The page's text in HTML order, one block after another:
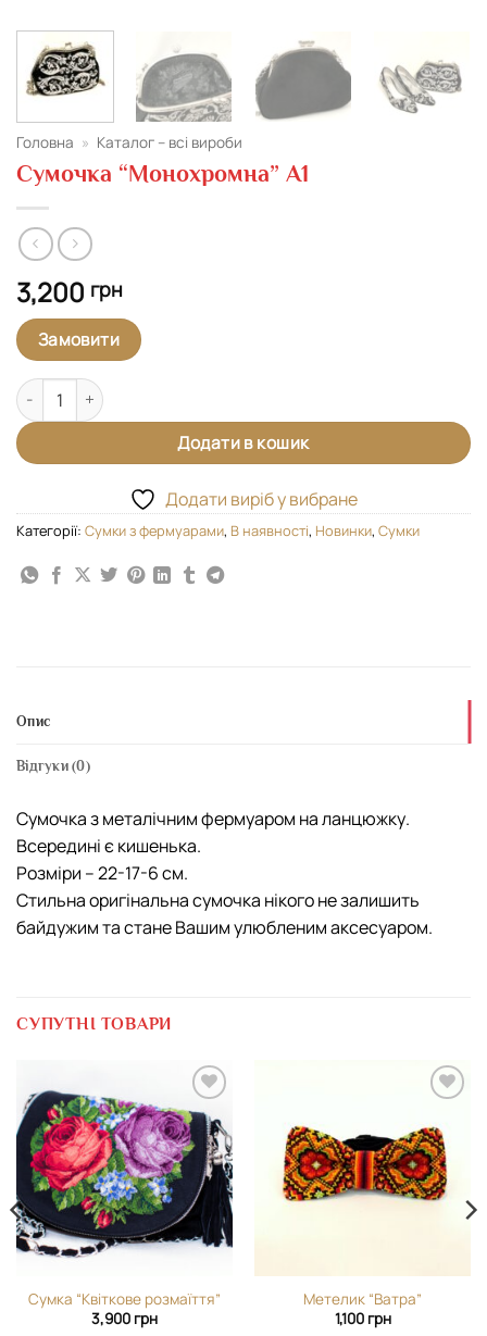
Головна » Каталог – всі вироби
Сумочка “Монохромна” А1
3,200 грн
Замовити
Сумочка "Монохромна" А1 кількість
Додати в кошик
Додати виріб у вибране
Категорії: Cумки з фермуарами, В наявності, Новинки, Сумки
Опис
Відгуки (0)
Сумочка з металічним фермуаром на ланцюжку.
Всередині є кишенька.
Розміри – 22-17-6 см.
Стильна оригінальна сумочка нікого не залишить
байдужим та стане Вашим улюбленим аксесуаром.
СУПУТНІ ТОВАРИ
Додати
виріб у
вибране
Сумка “Квіткове розмаїття”
3,900 грн
виріб у
вибране
Метелик “Ватра”
1,100 грн